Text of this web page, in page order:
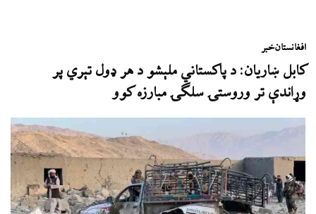
افغانستانخبر
کابل ښاریان: د پاکستاني ملېشو د هر ډول تېري پر
وړاندې تر وروستۍ سلګۍ مبارزه کوو